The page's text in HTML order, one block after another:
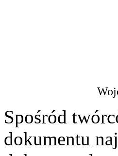
Spośród
dokumentu